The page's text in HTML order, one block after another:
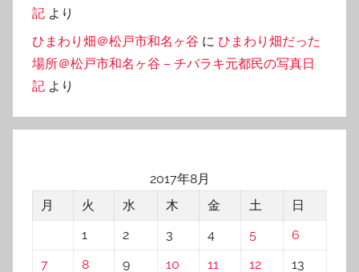
記 より
ひまわり畑＠松戸市和名ヶ谷 に ひまわり畑だった
場所＠松戸市和名ヶ谷 – チバラキ元都民の写真日
記 より
2017年8月
月
火 水 木 金 土
日
1
2 3 4 5
6
7
8 9 10 11 12
13